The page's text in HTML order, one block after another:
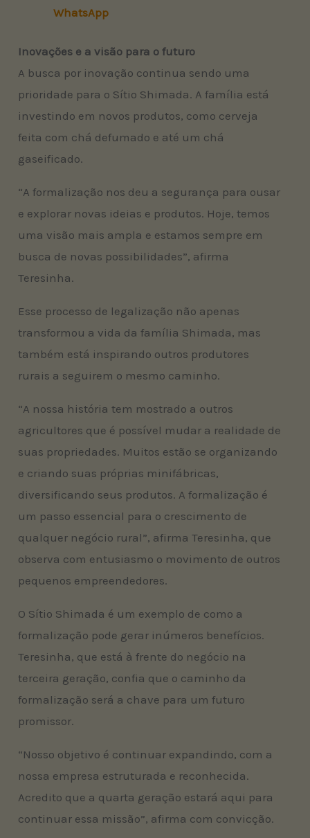
WhatsApp
Inovações e a visão para o futuro
A busca por inovação continua sendo uma
prioridade para o Sítio Shimada. A família está
investindo em novos produtos, como cerveja
feita com chá defumado e até um chá
gaseificado.
“A formalização nos deu a segurança para ousar
e explorar novas ideias e produtos. Hoje, temos
uma visão mais ampla e estamos sempre em
busca de novas possibilidades”, afirma
Teresinha.
Esse processo de legalização não apenas
transformou a vida da família Shimada, mas
também está inspirando outros produtores
rurais a seguirem o mesmo caminho.
“A nossa história tem mostrado a outros
agricultores que é possível mudar a realidade de
suas propriedades. Muitos estão se organizando
e criando suas próprias minifábricas,
diversificando seus produtos. A formalização é
um passo essencial para o crescimento de
qualquer negócio rural”, afirma Teresinha, que
observa com entusiasmo o movimento de outros
pequenos empreendedores.
O Sítio Shimada é um exemplo de como a
formalização pode gerar inúmeros benefícios.
Teresinha, que está à frente do negócio na
terceira geração, confia que o caminho da
formalização será a chave para um futuro
promissor.
“Nosso objetivo é continuar expandindo, com a
nossa empresa estruturada e reconhecida.
Acredito que a quarta geração estará aqui para
continuar essa missão”, afirma com convicção.